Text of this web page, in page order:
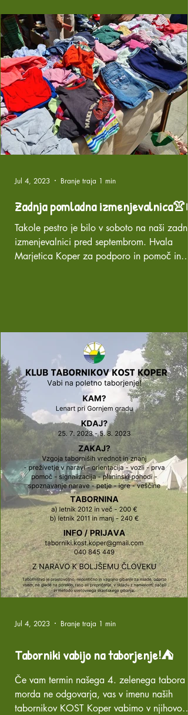
Zadnja pomladna
Takole pestro je bilo v soboto na naši zadnji
izmenjevalnici pred septembrom. Hvala
Marjetica Koper za podporo in pomoč in
Jul 4, 2023 Branje traja 1 min
Taborniki vabijo na taborjenje!⛺️
Če vam termin našega 4. zelenega tabora
morda ne odgovarja, vas v imenu naših
tabornikov KOST Koper vabimo v njihovo
Jul 4, 2023 Branje traja 1 min